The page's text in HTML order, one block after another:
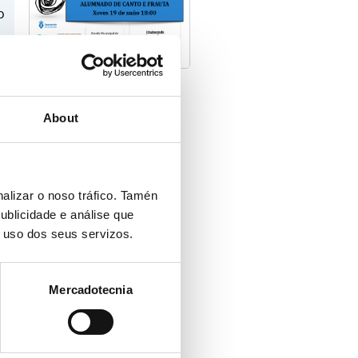
About
o noso tráfico. Tamén
e análise que
dos seus servizos.
Mercadotecnia